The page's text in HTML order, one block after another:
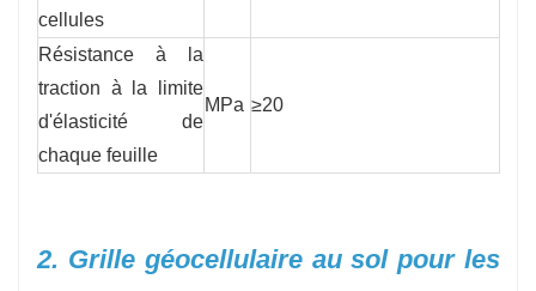
cellules
Résistance à la
traction à la limite
d'élasticité de
chaque feuille
MPa ≥20
2. Grille géocellulaire au sol pour les